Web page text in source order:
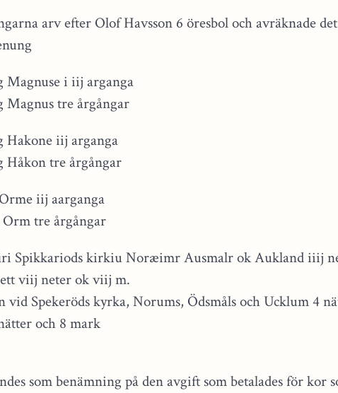
arv efter Olof Havsson 6 öresbol och avräknade
Magnuse i iij arganga
Magnus tre årgångar
Hakone iij arganga
Håkon tre årgångar
iij aarganga
tre årgångar
Spikkariods kirkiu Noræimr Ausmalr ok Aukland iiij
viij neter ok viij m.
vid Spekeröds kyrka, Norums, Ödsmåls och Ucklum 4
och 8 mark
som benämning på den avgift som betalades för kor